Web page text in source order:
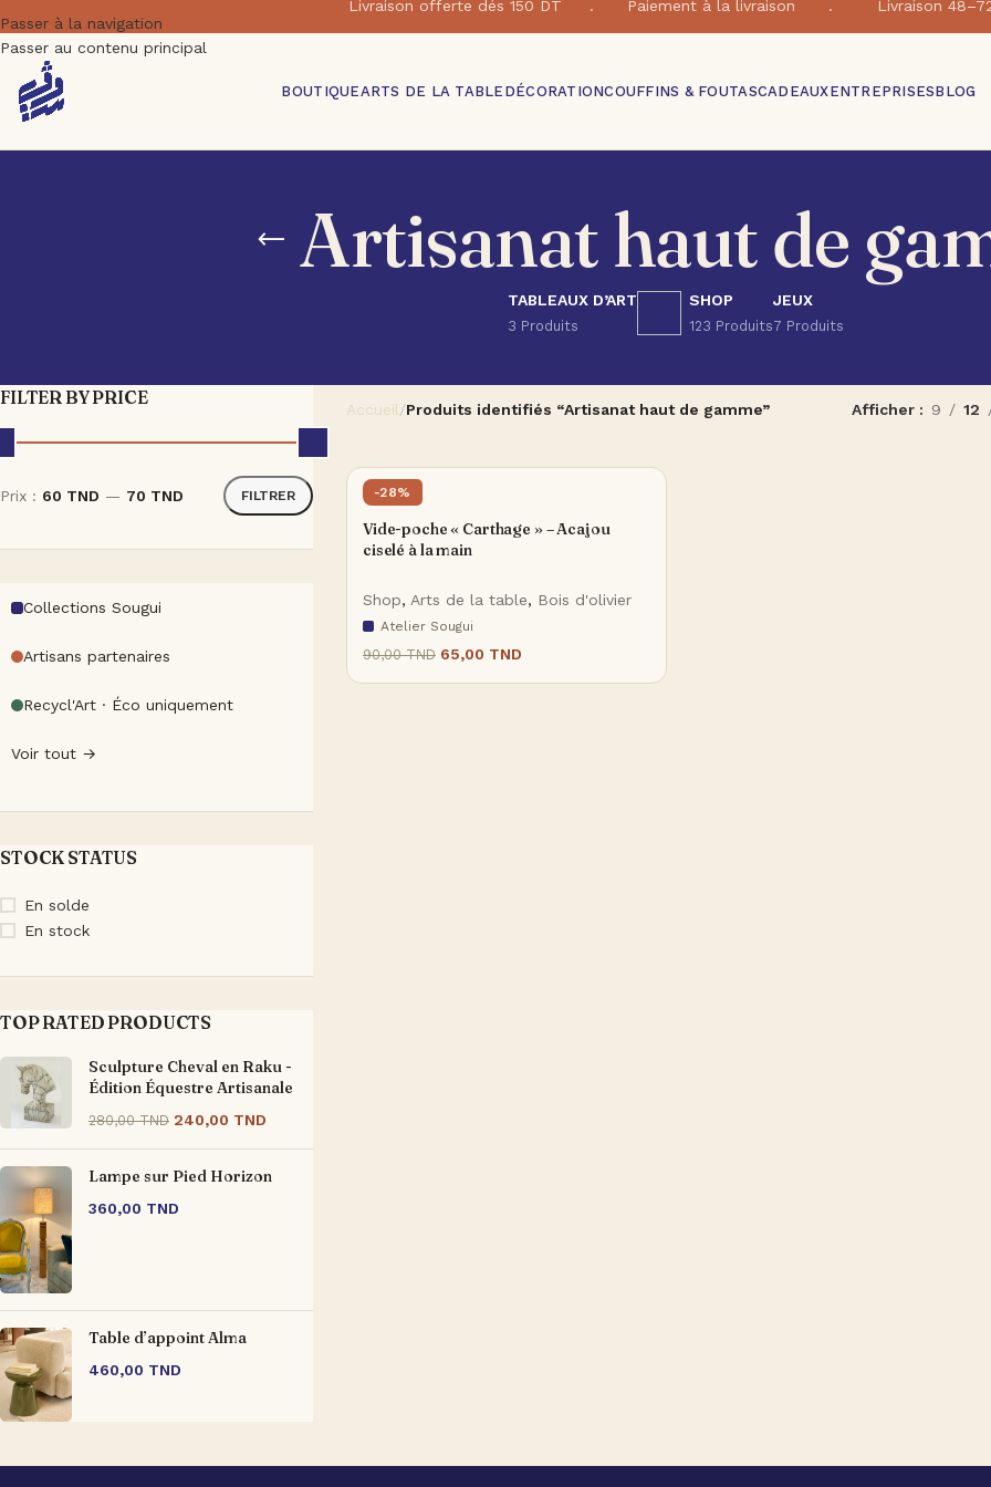
Passer à la navigation
Passer au contenu principal
Livraison offerte dés 150 DT . Paiement à la livraison . Livraison
BOUTIQUEARTS DE LA TABLE DÉCORATIONCOUFFINS & FOUTASCADEAUXENTREPRISESBLOG
Artisanat haut de
TABLEAUX D’ART
3 Produits
SHOP
123 Produits
JEUX
7 Produits
FILTER BY PRICE
FILTRER
Prix : 60 TND — 70 TND
Collections Sougui
Artisans partenaires
Recycl'Art · Éco uniquement
Voir tout →
STOCK STATUS
En solde
En stock
TOP RATED PRODUCTS
Sculpture Cheval en Raku -
Édition Équestre Artisanale
280,00TND 240,00 TND
Lampe sur Pied Horizon
360,00 TND
Table d’appoint Alma
460,00 TND
Accueil/Produits identifiés “Artisanat haut de gamme” Afficher 9 12
-28%
Vide-poche « Carthage » – Acajou
ciselé à la main
Shop, Arts de la table, Bois d'olivier
Atelier Sougui
90,00TND 65,00 TND